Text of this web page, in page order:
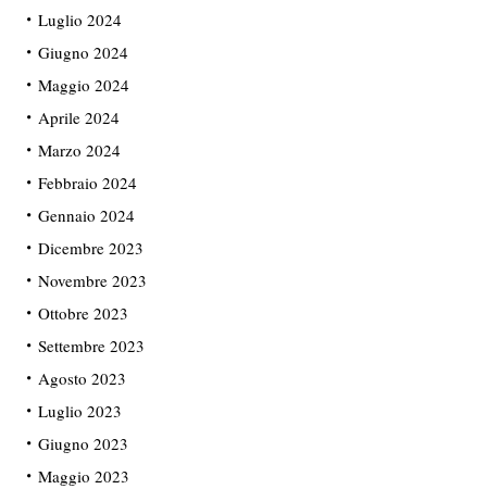
Luglio 2024
Giugno 2024
Maggio 2024
Aprile 2024
Marzo 2024
Febbraio 2024
Gennaio 2024
Dicembre 2023
Novembre 2023
Ottobre 2023
Settembre 2023
Agosto 2023
Luglio 2023
Giugno 2023
Maggio 2023